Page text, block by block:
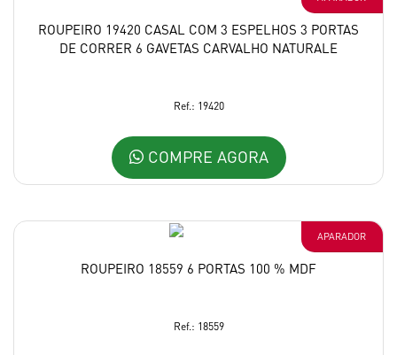
ROUPEIRO 19420 CASAL COM 3 ESPELHOS 3 PORTAS
DE CORRER 6 GAVETAS CARVALHO NATURALE
Ref.: 19420
COMPRE AGORA
APARADOR
ROUPEIRO 18559 6 PORTAS 100 % MDF
Ref.: 18559